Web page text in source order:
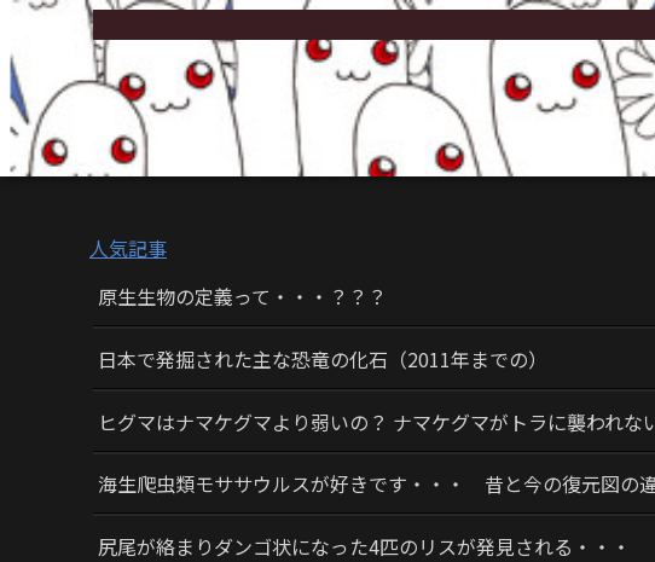
人気記事
原生生物の定義って・・・？？？
日本で発掘された主な恐竜の化石（2011年までの）
ヒグマはナマケグマより弱いの？ ナマケグマがトラに襲われな
海生爬虫類モササウルスが好きです・・・ 昔と今の復元図の
尻尾が絡まりダンゴ状になった4匹のリスが発見される・・・